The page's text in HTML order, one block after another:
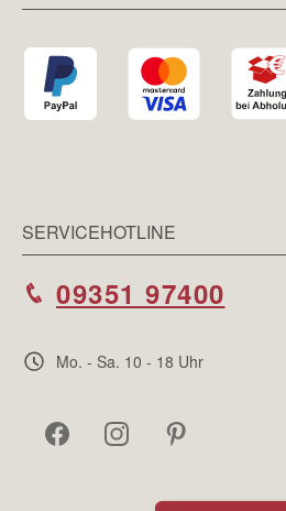
SERVICEHOTLINE
09351 97400
Mo. - Sa. 10 - 18 Uhr